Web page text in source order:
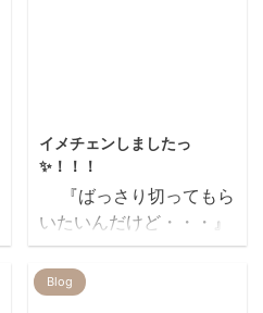
イメチェンしましたっ
✨！！！
『ばっさり切ってもら
いたいんだけど・・・』
ある朝……出勤するな
り、中野さんは言いまし
た。笑 えーーー!? 後
Blog